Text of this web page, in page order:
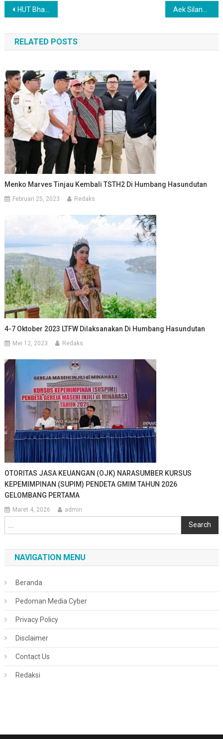
Navigasi
pos
HUT Bhayangkara ke-79, Bupati Humbahas Didampingi Ketua TP. PKK Menyampaikan Ucapan Selamat
RELATED POSTS
Menko Marves Tinjau Kembali TSTH2 Di Humbang Hasundutan
Februari 25, 2023 Redaks
4-7 Oktober 2023 LTFW Dilaksanakan Di Humbang Hasundutan
Mei 12, 2023 Redaks
OTORITAS JASA KEUANGAN (OJK) NARASUMBER KURSUS
KEPEMIMPINAN (SUPIM) PENDETA GMIM TAHUN 2026
GELOMBANG PERTAMA
Maret 4, 2026 admin
Search
NAVIGATION MENU
Beranda
Pedoman Media Cyber
Privacy Policy
Disclaimer
Contact Us
Redaksi